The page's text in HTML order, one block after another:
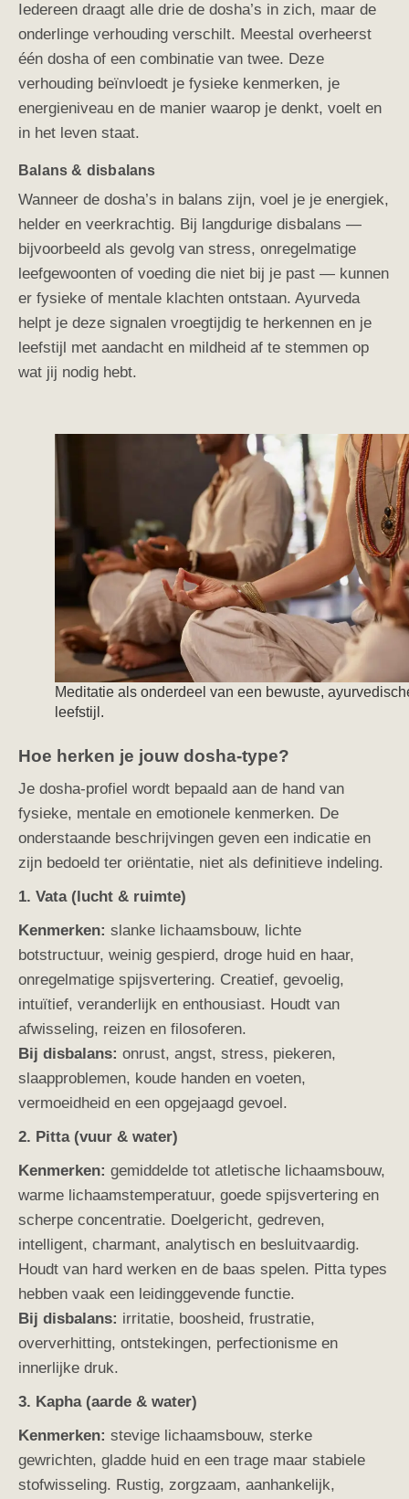
Iedereen draagt alle drie de dosha’s in zich, maar de
onderlinge verhouding verschilt. Meestal overheerst
één dosha of een combinatie van twee. Deze
verhouding beïnvloedt je fysieke kenmerken, je
energieniveau en de manier waarop je denkt, voelt en
in het leven staat.
Balans & disbalans
Wanneer de dosha’s in balans zijn, voel je je energiek,
helder en veerkrachtig. Bij langdurige disbalans —
bijvoorbeeld als gevolg van stress, onregelmatige
leefgewoonten of voeding die niet bij je past — kunnen
er fysieke of mentale klachten ontstaan. Ayurveda
helpt je deze signalen vroegtijdig te herkennen en je
leefstijl met aandacht en mildheid af te stemmen op
wat jij nodig hebt.
Meditatie als onderdeel van een bewuste,
leefstijl.
Hoe herken je jouw dosha-type?
Je dosha-profiel wordt bepaald aan de hand van
fysieke, mentale en emotionele kenmerken. De
onderstaande beschrijvingen geven een indicatie en
zijn bedoeld ter oriëntatie, niet als definitieve indeling.
1. Vata (lucht & ruimte)
Kenmerken: slanke lichaamsbouw, lichte
botstructuur, weinig gespierd, droge huid en haar,
onregelmatige spijsvertering. Creatief, gevoelig,
intuïtief, veranderlijk en enthousiast. Houdt van
afwisseling, reizen en filosoferen.
Bij disbalans: onrust, angst, stress, piekeren,
slaapproblemen, koude handen en voeten,
vermoeidheid en een opgejaagd gevoel.
2. Pitta (vuur & water)
Kenmerken: gemiddelde tot atletische lichaamsbouw,
warme lichaamstemperatuur, goede spijsvertering en
scherpe concentratie. Doelgericht, gedreven,
intelligent, charmant, analytisch en besluitvaardig.
Houdt van hard werken en de baas spelen. Pitta types
hebben vaak een leidinggevende functie.
Bij disbalans: irritatie, boosheid, frustratie,
oververhitting, ontstekingen, perfectionisme en
innerlijke druk.
3. Kapha (aarde & water)
Kenmerken: stevige lichaamsbouw, sterke
gewrichten, gladde huid en een trage maar stabiele
stofwisseling. Rustig, zorgzaam, aanhankelijk,